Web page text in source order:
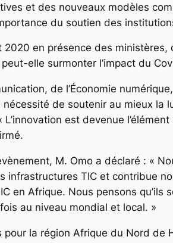
et des nouveaux modèles
du soutien des
en présence des
elle surmonter l’impact du
de l’Économie
de soutenir au mieux
est devenue
M. Omo a déclaré : «
TIC et contribue
en Afrique. Nous pensons
au niveau mondial et local. »
la région Afrique du Nord de